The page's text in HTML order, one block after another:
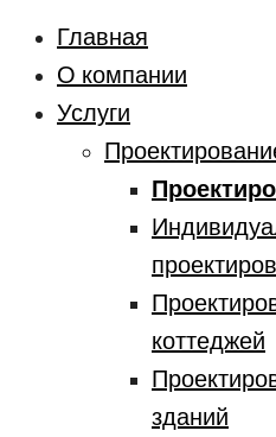
Главная
О компании
Услуги
коттеджей
зданий